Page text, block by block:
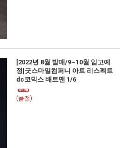
[2022년 8월 발매/9~10월 입고예
정]굿스마일컴퍼니 아트 리스펙트
dc코믹스 배트맨 1/6
(품절)